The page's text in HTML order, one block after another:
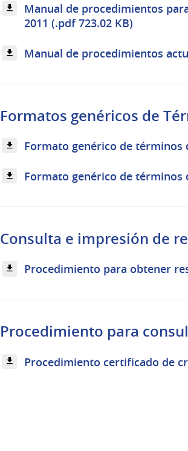
Manual de procedimientos
2011 (.pdf 723.02 KB)
Manual de procedimientos
Formatos genéricos de
Formato genérico de términos
Formato genérico de términos
Consulta e impresión de
Procedimiento para obtener
Procedimiento para
Procedimiento certificado de